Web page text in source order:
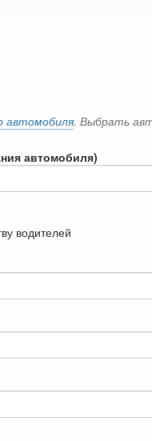
автомобиля. Выбрать
автомобиля)
водителей